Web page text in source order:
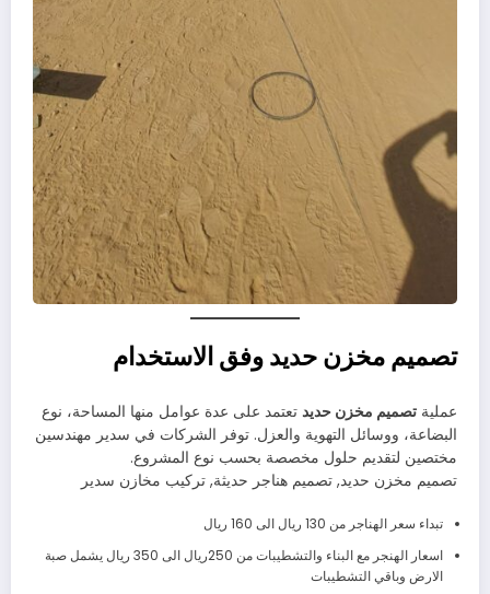
تصميم مخزن حديد وفق الاستخدام
عملية تصميم مخزن حديد تعتمد على عدة عوامل منها المساحة، نوع
البضاعة، ووسائل التهوية والعزل. توفر الشركات في سدير مهندسين
مختصين لتقديم حلول مخصصة بحسب نوع المشروع.
تصميم مخزن حديد, تصميم هناجر حديثة, تركيب مخازن سدير
تبداء سعر الهناجر من 130 ريال الى 160 ريال
اسعار الهنجر مع البناء والتشطيبات من 250ريال الى 350 ريال يشمل صبة
الارض وباقي التشطيبات